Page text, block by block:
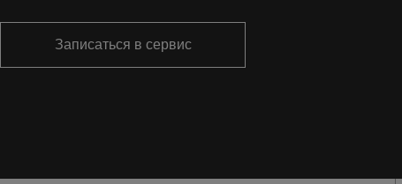
Записаться в сервис